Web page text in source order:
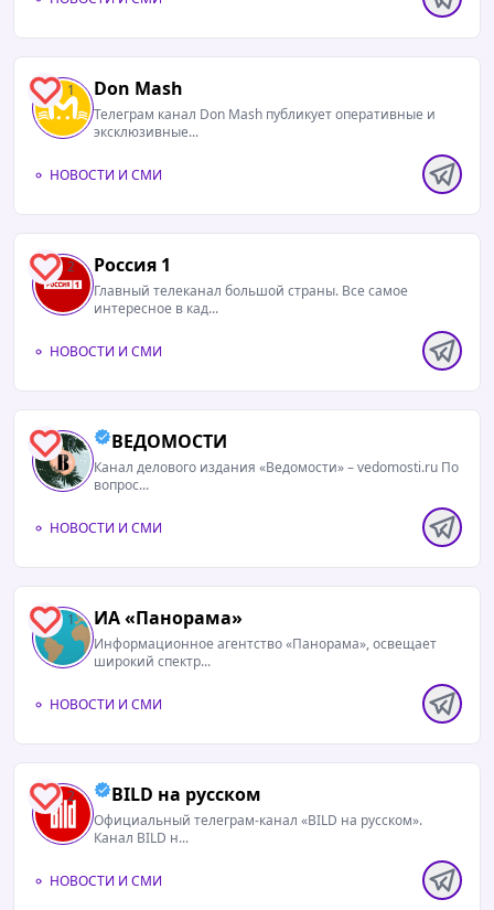
1 Don Mash
Телеграм канал Don Mash публикует оперативные и
эксклюзивные...
НОВОСТИ И СМИ
2 Россия 1
Главный телеканал большой страны. Все самое
интересное в кад...
НОВОСТИ И СМИ
0 ВЕДОМОСТИ
Канал делового издания «Ведомости» – vedomosti.ru По
вопрос...
НОВОСТИ И СМИ
1 ИА «Панорама»
Информационное агентство «Панорама», освещает
широкий спектр...
НОВОСТИ И СМИ
2 BILD на русском
Официальный телеграм-канал «BILD на русском».
Канал BILD н...
НОВОСТИ И СМИ